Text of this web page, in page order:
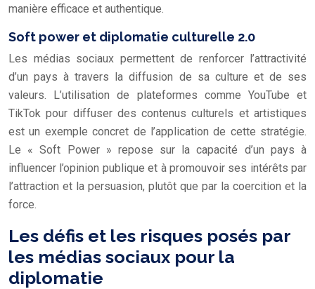
manière efficace et authentique.
Soft power et diplomatie culturelle 2.0
Les médias sociaux permettent de renforcer l’attractivité
d’un pays à travers la diffusion de sa culture et de ses
valeurs. L’utilisation de plateformes comme YouTube et
TikTok pour diffuser des contenus culturels et artistiques
est un exemple concret de l’application de cette stratégie.
Le « Soft Power » repose sur la capacité d’un pays à
influencer l’opinion publique et à promouvoir ses intérêts par
l’attraction et la persuasion, plutôt que par la coercition et la
force.
Les défis et les risques posés par
les médias sociaux pour la
diplomatie